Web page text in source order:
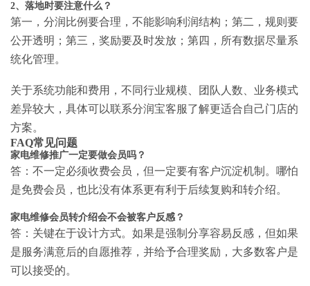
2、落地时要注意什么？
第一，分润比例要合理，不能影响利润结构；第二，规则要
公开透明；第三，奖励要及时发放；第四，所有数据尽量系
统化管理。
关于系统功能和费用，不同行业规模、团队人数、业务模式
差异较大，具体可以联系分润宝客服了解更适合自己门店的
方案。
FAQ常见问题
家电维修推广一定要做会员吗？
答：不一定必须收费会员，但一定要有客户沉淀机制。哪怕
是免费会员，也比没有体系更有利于后续复购和转介绍。
家电维修会员转介绍会不会被客户反感？
答：关键在于设计方式。如果是强制分享容易反感，但如果
是服务满意后的自愿推荐，并给予合理奖励，大多数客户是
可以接受的。